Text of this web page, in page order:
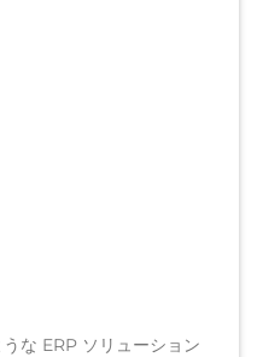
な ERP ソリューション